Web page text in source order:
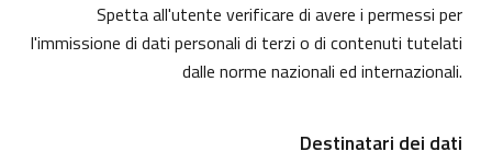
Spetta all'utente verificare di avere i permessi per
l'immissione di dati personali di terzi o di contenuti tutelati
dalle norme nazionali ed internazionali.
Destinatari dei dati